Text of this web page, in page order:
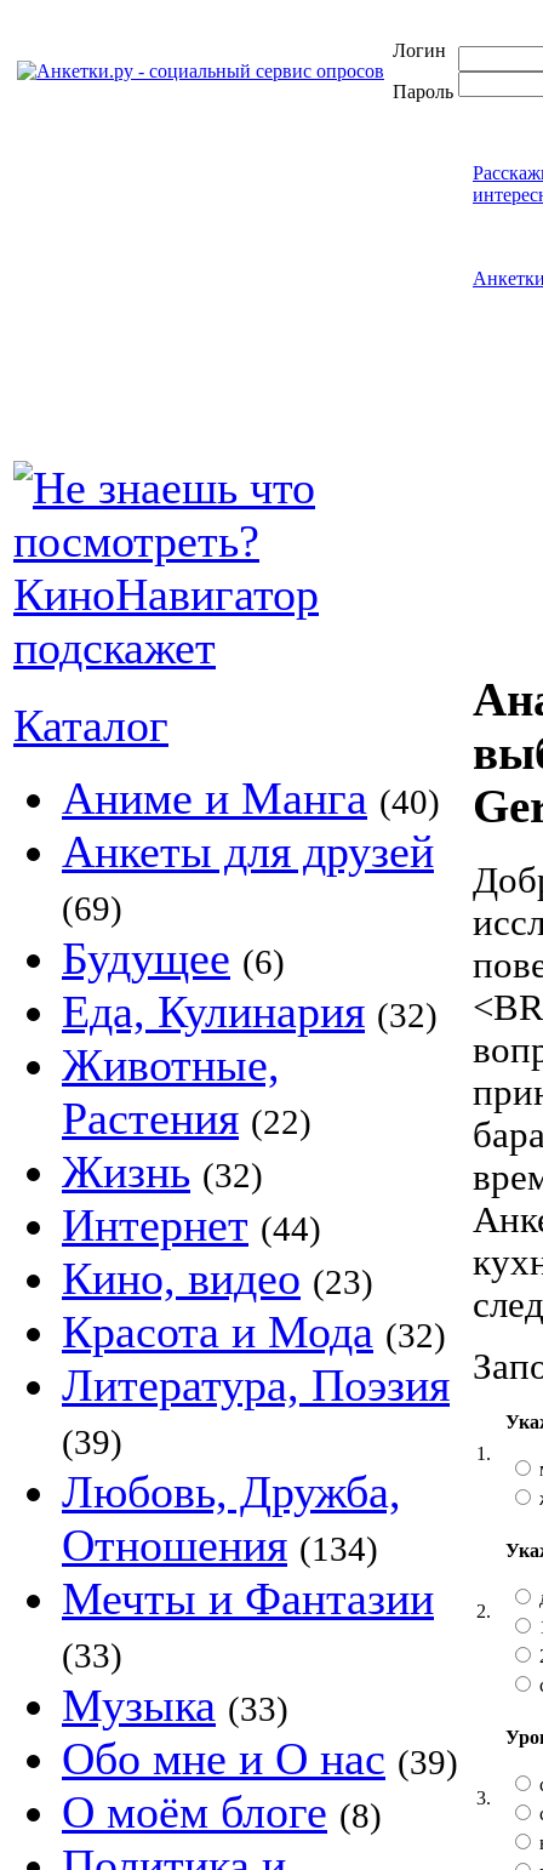
Логин
Пароль
Каталог
Аниме и Манга (40)
Анкеты для друзей
(69)
Будущее (6)
Еда, Кулинария (32)
Животные,
Растения (22)
Жизнь (32)
Интернет (44)
Кино, видео (23)
Красота и Мода (32)
Литература, Поэзия
(39)
Любовь, Дружба,
Отношения (134)
Мечты и Фантазии
(33)
Музыка (33)
Обо мне и О нас (39)
О моём блоге (8)
1.
2.
3.